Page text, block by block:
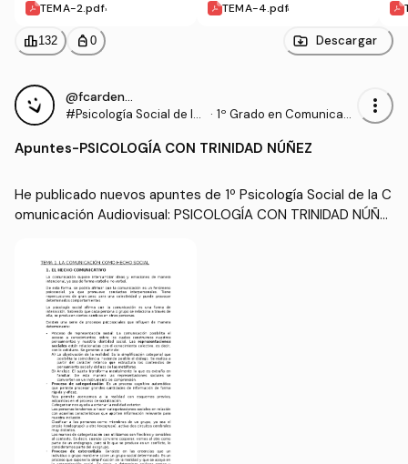
TEMA-2.pdf TEMA-4.pdf
leaderboard132 personal_bag 0 Descargar
@fcardenass01
#Psicología Social de la
ual
· 1º Grado en Comunicaci
more_vert
Apuntes-PSICOLOGÍA CON TRINIDAD NÚÑEZ
He publicado nuevos apuntes de 1º Psicología Social de la C
omunicación Audiovisual: PSICOLOGÍA CON TRINIDAD NÚÑE